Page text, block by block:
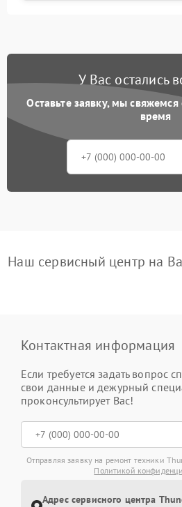
У Вас остались
Оставьте заявку, мы
время
Наш сервисный центр на
Контактная информация
Если требуется задать вопрос
свои данные и дежурный
проконсультирует Вас!
Отправляя заявку на ремонт техники
Политикой
Адрес сервисного центра